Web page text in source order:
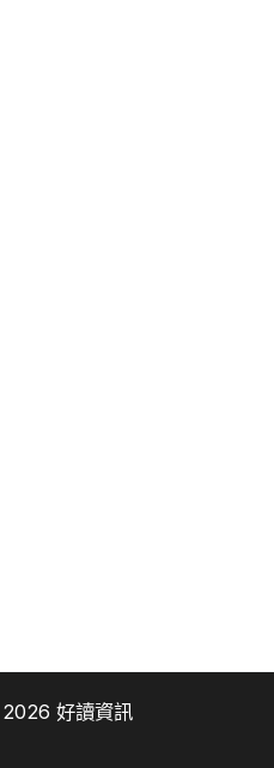
好讀資訊